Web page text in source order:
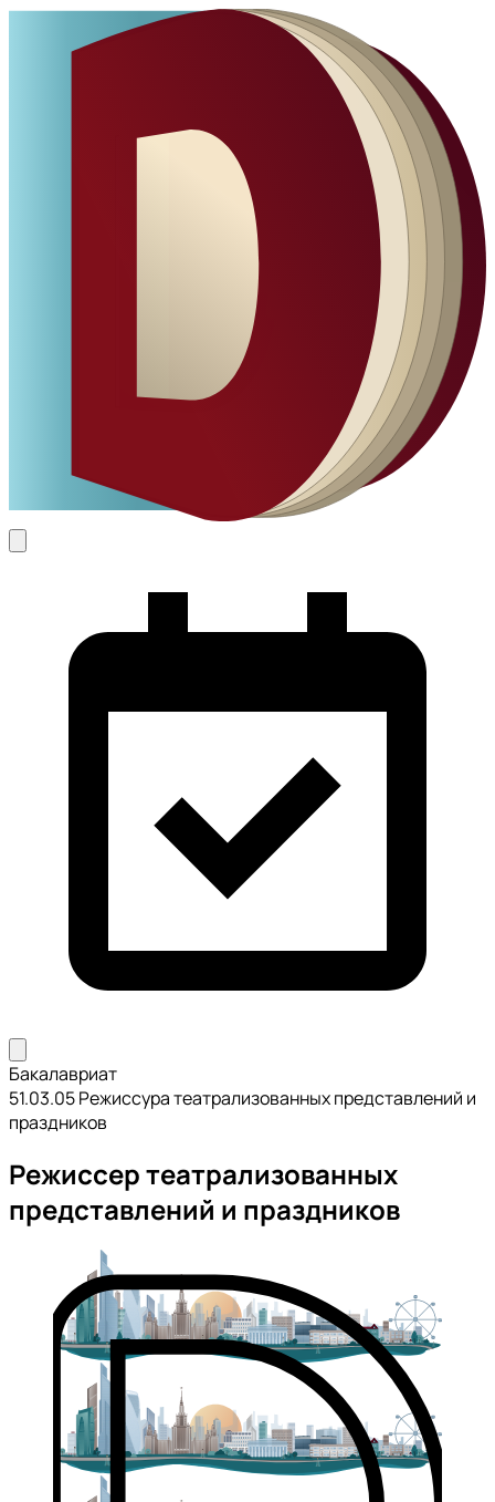
Бакалавриат
51.03.05 Режиссура театрализованных представлений и
праздников
Режиссер театрализованных
представлений и праздников